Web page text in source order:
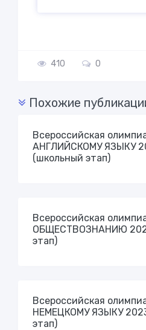
410 0
Похожие
Всероссийская
АНГЛИЙСКОМУ ЯЗЫКУ
(школьный этап)
Всероссийская
ОБЩЕСТВОЗНАНИЮ
этап)
Всероссийская
НЕМЕЦКОМУ ЯЗЫКУ
этап)